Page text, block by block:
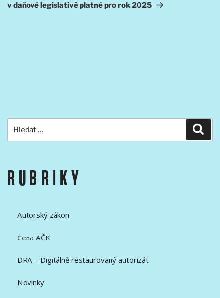
v daňové legislativě platné pro rok 2025
RUBRIKY
Autorský zákon
Cena AČK
DRA – Digitálně restaurovaný autorizát
Novinky